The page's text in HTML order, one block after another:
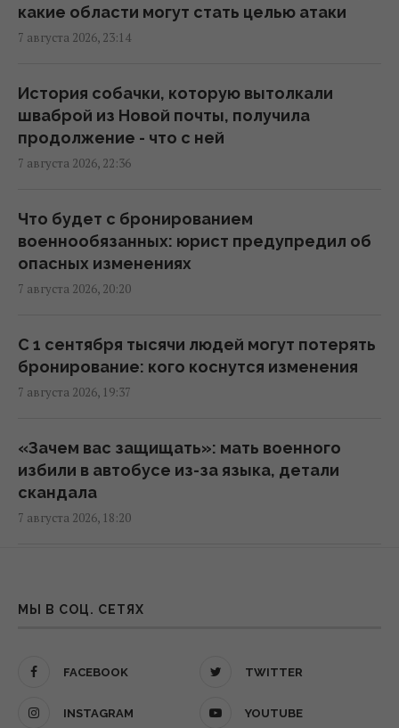
20:39 пятница, 07 августа 2026
субмарины, расположенные в тысячах
километров от Украины
20:35 пятница, 07 августа 2026
подготовлен к зиме, но фактор обстрелов
и возможностей ПВО никто не отменял, -
Пантелеев
20:01 пятница, 07 августа 2026
Зеленский прибыл в Сербию: подробности
первого официального визита
19:52 пятница, 07 августа 2026
Дипломатическое контрнаступление
Украины на Вашингтон захлебнулось, – The
Atlantic
19:23 пятница, 07 августа 2026
российским целям (видео)
визитом в Сербию: названа дата
какие области могут стать целью атаки
7 августа 2026, 23:14
История собачки, которую вытолкали
шваброй из Новой почты, получила
продолжение - что с ней
7 августа 2026, 22:36
Что будет с бронированием
военнообязанных: юрист предупредил об
опасных изменениях
7 августа 2026, 20:20
С 1 сентября тысячи людей могут потерять
бронирование: кого коснутся изменения
7 августа 2026, 19:37
«Зачем вас защищать»: мать военного
избили в автобусе из-за языка, детали
скандала
7 августа 2026, 18:20
7 августа 2026, 16:16
Сотрудники почты выгнали собаку на 37-
отреагировали
МЫ В СОЦ. СЕТЯХ
FACEBOOK TWITTER
INSTAGRAM YOUTUBE